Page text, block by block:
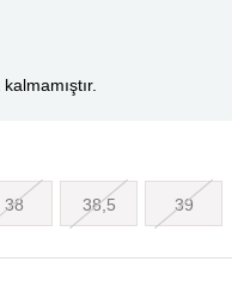
38 38,5 39